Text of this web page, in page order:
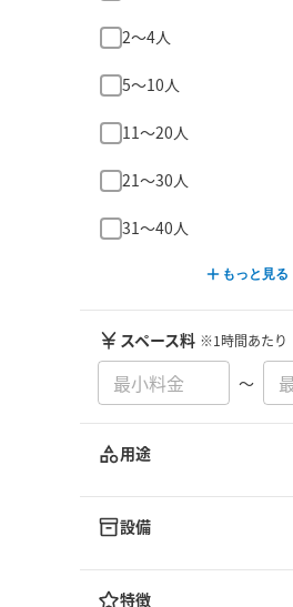
2〜4人
5〜10人
11〜20人
21〜30人
31〜40人
もっと見る
スペース料 ※1時間あたり
〜
用途
設備
特徴